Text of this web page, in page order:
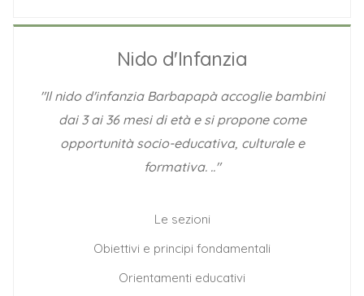
Nido d'Infanzia
"Il nido d'infanzia Barbapapà accoglie bambini
dai 3 ai 36 mesi di età e si propone come
opportunità socio-educativa, culturale e
formativa. .."
Le sezioni
Obiettivi e principi fondamentali
Orientamenti educativi